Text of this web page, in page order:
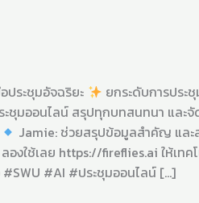
ประชุมอัจฉริยะ
ยกระดับการประ
ชุมออนไลน์ สรุปทุกบทสนทนา และจั
Jamie: ช่วยสรุปข้อมูลสำคัญ และ
ลองใช้เลย https://fireflies.ai ให้เ
#AI #ประชุมออนไลน์ […]